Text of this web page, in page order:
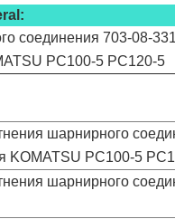
соединения 703-08-
PC100-5 PC120-5
шарнирного
KOMATSU PC100-5
шарнирного